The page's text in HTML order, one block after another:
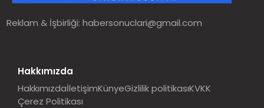
Reklam & İşbirliği:habersonuclari@gmail.com
Hakkımızda
HakkımızdaİletişimKünyeGizlilik politikasıKVKK
Çerez Politikası